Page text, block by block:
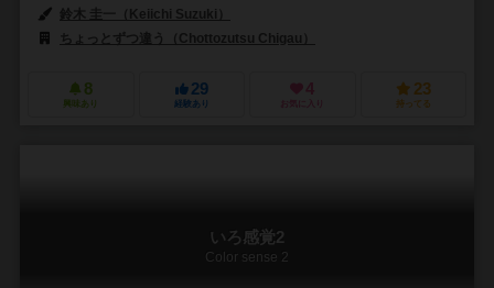
鈴木 圭一（Keiichi Suzuki）
ちょっとずつ違う（Chottozutsu Chigau）
8
興味あり
29
経験あり
4
お気に入り
23
持ってる
いろ感覚2
Color sense 2